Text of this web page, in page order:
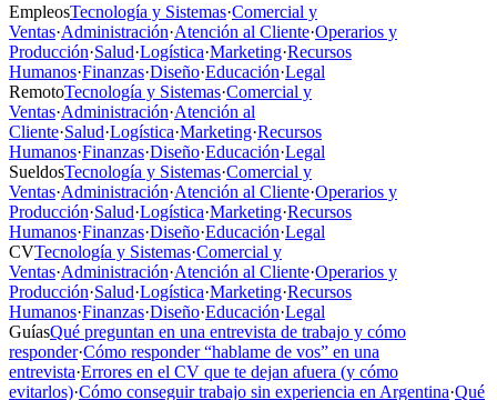
EmpleosTecnología y Sistemas·Comercial y
Ventas·Administración·Atención al Cliente·Operarios y
Producción·Salud·Logística·Marketing·Recursos
Humanos·Finanzas·Diseño·Educación·Legal
RemotoTecnología y Sistemas·Comercial y
Ventas·Administración·Atención al
Cliente·Salud·Logística·Marketing·Recursos
Humanos·Finanzas·Diseño·Educación·Legal
SueldosTecnología y Sistemas·Comercial y
Ventas·Administración·Atención al Cliente·Operarios y
Producción·Salud·Logística·Marketing·Recursos
Humanos·Finanzas·Diseño·Educación·Legal
CVTecnología y Sistemas·Comercial y
Ventas·Administración·Atención al Cliente·Operarios y
Producción·Salud·Logística·Marketing·Recursos
Humanos·Finanzas·Diseño·Educación·Legal
GuíasQué preguntan en una entrevista de trabajo y cómo
responder·Cómo responder “hablame de vos” en una
entrevista·Errores en el CV que te dejan afuera (y cómo
evitarlos)·Cómo conseguir trabajo sin experiencia en Argentina·Qué